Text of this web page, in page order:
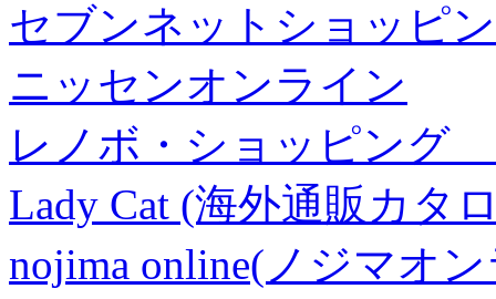
セブンネットショッピ
ニッセンオンライン
レノボ・ショッピング
Lady Cat (海外通販カタ
nojima online(ノジマオ